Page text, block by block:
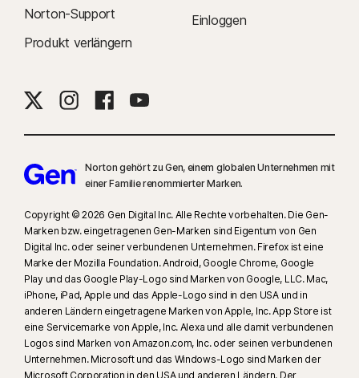
Norton-Support
Produkt verlängern
Einloggen
Norton gehört zu Gen, einem globalen Unternehmen mit
einer Familie renommierter Marken.
Copyright © 2026 Gen Digital Inc. Alle Rechte vorbehalten. Die Gen-
Marken bzw. eingetragenen Gen-Marken sind Eigentum von Gen
Digital Inc. oder seiner verbundenen Unternehmen. Firefox ist eine
Marke der Mozilla Foundation. Android, Google Chrome, Google
Play und das Google Play-Logo sind Marken von Google, LLC. Mac,
iPhone, iPad, Apple und das Apple-Logo sind in den USA und in
anderen Ländern eingetragene Marken von Apple, Inc. App Store ist
eine Servicemarke von Apple, Inc. Alexa und alle damit verbundenen
Logos sind Marken von Amazon.com, Inc. oder seinen verbundenen
Unternehmen. Microsoft und das Windows-Logo sind Marken der
Microsoft Corporation in den USA und anderen Ländern. Der